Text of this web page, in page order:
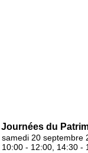
Journées du
samedi 20 septembre
10:00 - 12:00, 14:30 -